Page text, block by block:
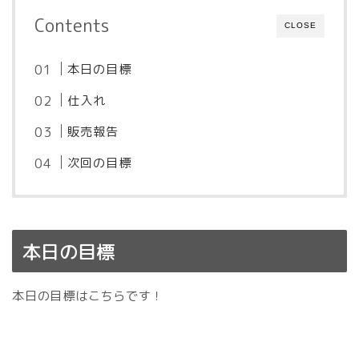
CLOSE
Contents
本日の目標
仕入れ
販売報告
次回の目標
本日の目標
本日の目標はこちらです！